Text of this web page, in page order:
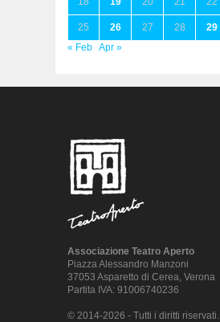
25 26 27 28 29
« Feb Apr »
Associazione Teatro Aperto
Piazza Alessandro Manzoni
37053 Asparetto di Cerea, Verona
Partita IVA: 91006740236
© 2014-2026 - Tutti i diritti riservati.